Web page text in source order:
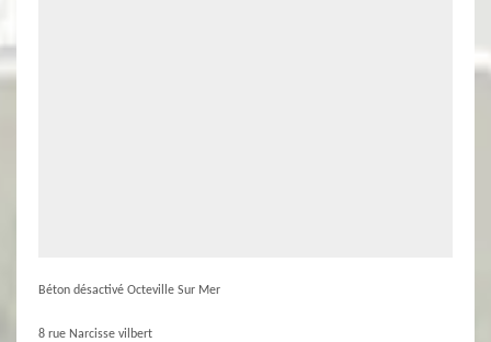
Béton désactivé Octeville Sur Mer
8 rue Narcisse vilbert